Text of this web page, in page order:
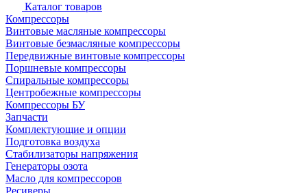
Каталог товаров
Компрессоры
Винтовые масляные компрессоры
Винтовые безмасляные компрессоры
Передвижные винтовые компрессоры
Поршневые компрессоры
Спиральные компрессоры
Центробежные компрессоры
Компрессоры БУ
Запчасти
Комплектующие и опции
Подготовка воздуха
Стабилизаторы напряжения
Генераторы озота
Масло для компрессоров
Ресиверы